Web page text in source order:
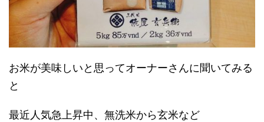
お米が美味しいと思ってオーナーさんに聞いてみる
と
最近人気急上昇中、無洗米から玄米など